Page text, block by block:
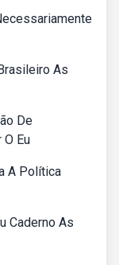
As
De
Eu
A Política
Caderno As